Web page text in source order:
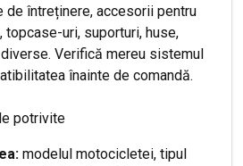
de întreținere, accesorii pentru
topcase-uri, suporturi, huse,
Verifică mereu sistemul
înainte de comandă.
potrivite
modelul motocicletei, tipul